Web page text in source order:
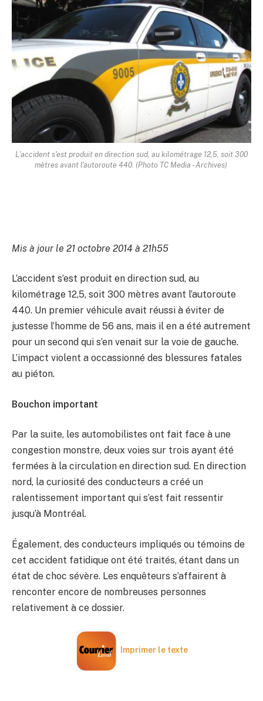
L'accident s'est produit en direction sud, au kilométrage 12,5, soit 300
mètres avant l'autoroute 440. (Photo TC Media - Archives)
Mis à jour le 21 octobre 2014 à 21h55
L’accident s’est produit en direction sud, au
kilométrage 12,5, soit 300 mètres avant l’autoroute
440. Un premier véhicule avait réussi à éviter de
justesse l’homme de 56 ans, mais il en a été autrement
pour un second qui s’en venait sur la voie de gauche.
L’impact violent a occassionné des blessures fatales
au piéton.
Bouchon important
Par la suite, les automobilistes ont fait face à une
congestion monstre, deux voies sur trois ayant été
fermées à la circulation en direction sud. En direction
nord, la curiosité des conducteurs a créé un
ralentissement important qui s’est fait ressentir
jusqu’à Montréal.
Également, des conducteurs impliqués ou témoins de
cet accident fatidique ont été traités, étant dans un
état de choc sévère. Les enquêteurs s’affairent à
renconter encore de nombreuses personnes
relativement à ce dossier.
Imprimer le texte